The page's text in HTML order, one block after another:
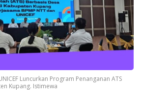
Luncurkan Program Penanganan ATS
Kupang. Istimewa